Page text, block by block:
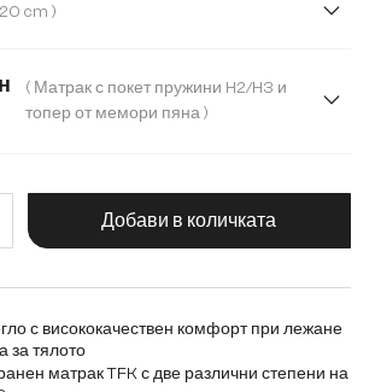
( 120 cm )
( Матрак с покет пружини H2/H3 и
топер от мемори пяна )
пружини H2/H3 и топер от мемори пяна
Количество на продукта:
Добави в количката
с висококачествен комфорт при лежане
за тялото
матрак TFK с две различни степени на